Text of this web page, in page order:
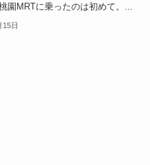
園MRTに乗ったのは初めて。...
15日